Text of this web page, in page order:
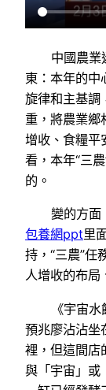
中國農業
東：本年的中
旋律和主基調
重，將農業鄉
增收、食糧平
看，本年“三
的。
變的方面
包養網ppt里
持，“三農”任
人增收的布局
《宇宙
預兆廖沾沾坐
裡，但這間店
與「宇宙」或